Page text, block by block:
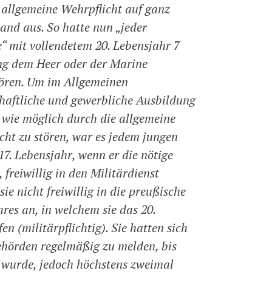
Wehrpflicht auf ganz
aus. So hatte nun „jeder
mit vollendetem 20. Lebensjahr 7
dem Heer oder der Marine
Um im Allgemeinen
und gewerbliche Ausbildung
möglich durch die allgemeine
zu stören, war es jedem jungen
Lebensjahr, wenn er die nötige
freiwillig in den Militärdienst
nicht freiwillig in die preußische
an, in welchem sie das 20.
(militärpflichtig). Sie hatten sich
regelmäßig zu melden, bis
jedoch höchstens zweimal